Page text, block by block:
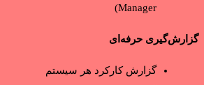
Manager)
گزارش‌گیری حرفه‌ای
گزارش کارکرد هر سیستم